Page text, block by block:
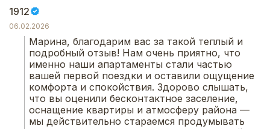
1912
06.02.2026
Марина, благодарим вас за такой теплый и
подробный отзыв! Нам очень приятно, что
именно наши апартаменты стали частью
вашей первой поездки и оставили ощущение
комфорта и спокойствия. Здорово слышать,
что вы оценили бесконтактное заселение,
оснащение квартиры и атмосферу района —
мы действительно стараемся продумывать